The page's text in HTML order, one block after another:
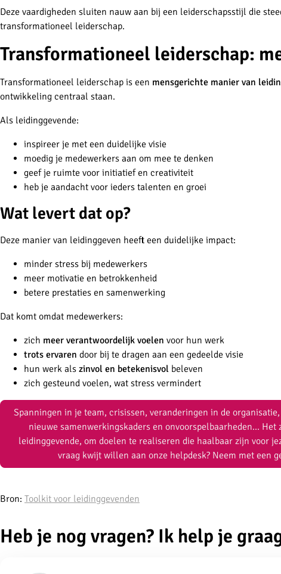
Deze vaardigheden sluiten nauw aan bij een leiderschapsstijl die
transformationeel leiderschap.
Transformationeel leiderschap:
Transformationeel leiderschap is een mensgerichte manier van
ontwikkeling centraal staan.
Als leidinggevende:
inspireer je met een duidelijke visie
moedig je medewerkers aan om mee te denken
geef je ruimte voor initiatief en creativiteit
heb je aandacht voor ieders talenten en groei
Wat levert dat op?
Deze manier van leidinggeven heeft een duidelijke impact:
minder stress bij medewerkers
meer motivatie en betrokkenheid
betere prestaties en samenwerking
Dat komt omdat medewerkers:
zich meer verantwoordelijk voelen voor hun werk
trots ervaren door bij te dragen aan een gedeelde visie
hun werk als zinvol en betekenisvol beleven
zich gesteund voelen, wat stress vermindert
Spanningen in je team, crisissen, veranderingen in de
nieuwe samenwerkingskaders en onvoorspelbaarheden…
leidinggevende, om doelen te realiseren die haalbaar zijn voor
vraag kwijt willen aan onze helpdesk? Neem met een
Bron: Toolkit voor leidinggevenden
Heb je nog vragen? Ik help je